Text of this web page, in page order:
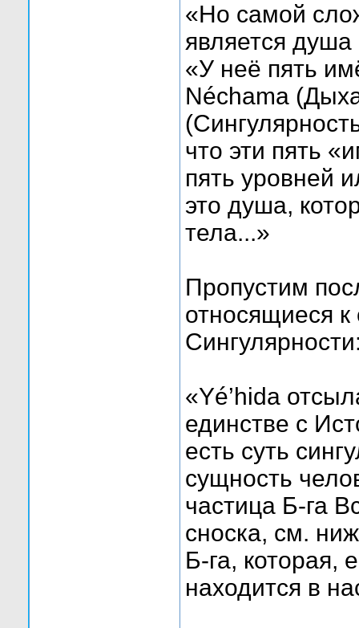
«Но самой
является
«У неё пять
Néchama
что эти пять
пять уровней
это душа,
тела...»
Пропустим
относящиеся к
«Yé’hida
единстве с
есть суть
сущность
частица Б-га
сноска, см.
Б-га, которая,
находится в